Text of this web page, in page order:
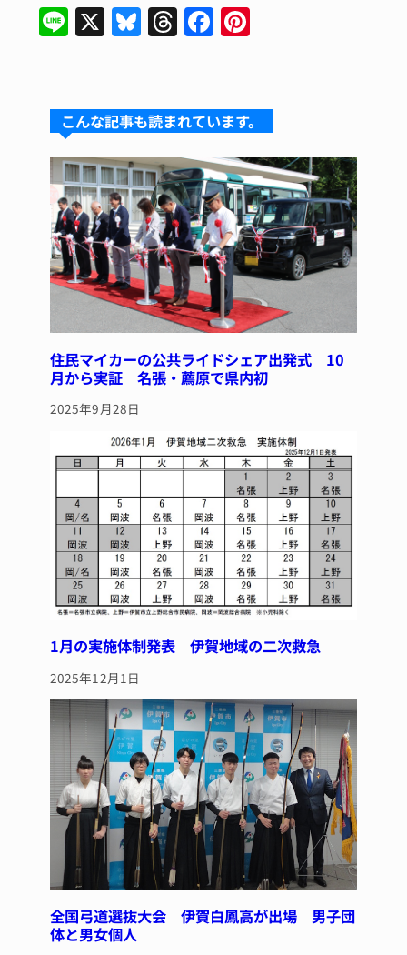
Li
n
X Bl
u
s
k
y
T
hr
a
d
s
F
a
e
b
o
o
k
re
st
こんな記事も読まれています。
住民マイカーの公共ライドシェア出発式 10
月から実証 名張・薦原で県内初
2025年9月28日
1月の実施体制発表 伊賀地域の二次救急
2025年12月1日
全国弓道選抜大会 伊賀白鳳高が出場 男子団
体と男女個人